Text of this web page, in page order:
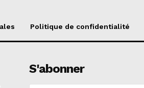
Politique de confidentialité
S'abonner